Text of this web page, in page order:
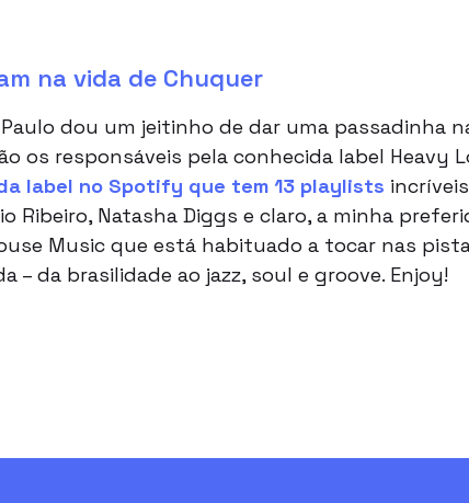
na vida de Chuquer
dou um jeitinho de dar uma passadinha
os responsáveis pela conhecida label Heavy
label no Spotify que tem 13 playlists
Ribeiro, Natasha Diggs e claro, a minha
Music que está habituado a tocar nas
– da brasilidade ao jazz, soul e groove. Enjoy!